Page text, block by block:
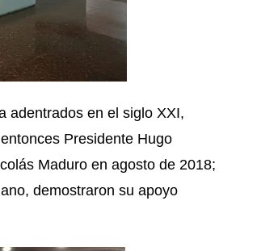
adentrados en el siglo XXI,
Presidente Hugo
Maduro en agosto de 2018;
demostraron su apoyo